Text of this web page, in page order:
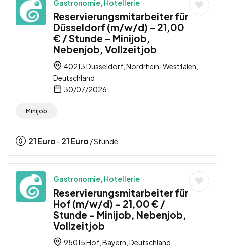
Gastronomie, Hotellerie
Reservierungsmitarbeiter für
Düsseldorf (m/w/d) – 21,00
€ / Stunde – Minijob,
Nebenjob, Vollzeitjob
40213 Düsseldorf, Nordrhein-Westfalen,
Deutschland
30/07/2026
Minijob
21Euro - 21Euro / Stunde
Gastronomie, Hotellerie
Reservierungsmitarbeiter für
Hof (m/w/d) – 21,00 € /
Stunde – Minijob, Nebenjob,
Vollzeitjob
95015 Hof, Bayern, Deutschland